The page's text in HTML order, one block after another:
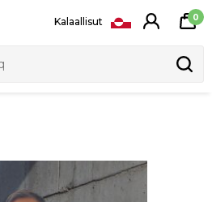
Kalaallisut 0